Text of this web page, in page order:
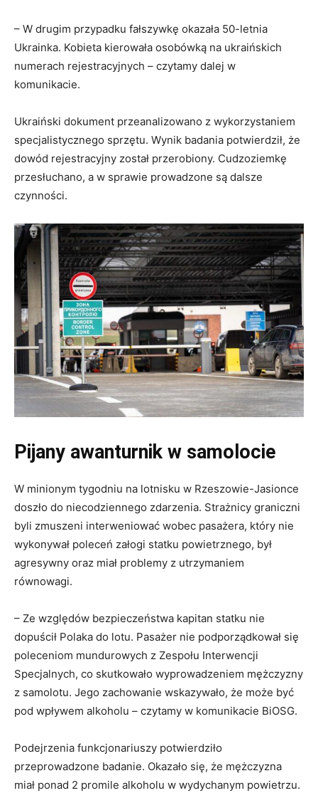
– W drugim przypadku fałszywkę okazała 50-letnia
Ukrainka. Kobieta kierowała osobówką na ukraińskich
numerach rejestracyjnych – czytamy dalej w
komunikacie.
Ukraiński dokument przeanalizowano z wykorzystaniem
specjalistycznego sprzętu. Wynik badania potwierdził, że
dowód rejestracyjny został przerobiony. Cudzoziemkę
przesłuchano, a w sprawie prowadzone są dalsze
czynności.
Pijany awanturnik w samolocie
W minionym tygodniu na lotnisku w Rzeszowie-Jasionce
doszło do niecodziennego zdarzenia. Strażnicy graniczni
byli zmuszeni interweniować wobec pasażera, który nie
wykonywał poleceń załogi statku powietrznego, był
agresywny oraz miał problemy z utrzymaniem
równowagi.
– Ze względów bezpieczeństwa kapitan statku nie
dopuścił Polaka do lotu. Pasażer nie podporządkował się
poleceniom mundurowych z Zespołu Interwencji
Specjalnych, co skutkowało wyprowadzeniem mężczyzny
z samolotu. Jego zachowanie wskazywało, że może być
pod wpływem alkoholu – czytamy w komunikacie BiOSG.
Podejrzenia funkcjonariuszy potwierdziło
przeprowadzone badanie. Okazało się, że mężczyzna
miał ponad 2 promile alkoholu w wydychanym powietrzu.